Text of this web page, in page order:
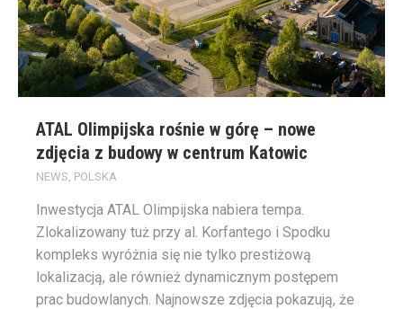
ATAL Olimpijska rośnie w górę – nowe
zdjęcia z budowy w centrum Katowic
NEWS, POLSKA
Inwestycja ATAL Olimpijska nabiera tempa.
Zlokalizowany tuż przy al. Korfantego i Spodku
kompleks wyróżnia się nie tylko prestiżową
lokalizacją, ale również dynamicznym postępem
prac budowlanych. Najnowsze zdjęcia pokazują, że